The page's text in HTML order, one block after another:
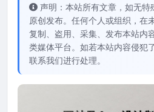
声明：本站所有文章，如无
原创发布。任何个人或组织，在
复制、盗用、采集、发布本站内
类媒体平台。如若本站内容侵犯
联系我们进行处理。